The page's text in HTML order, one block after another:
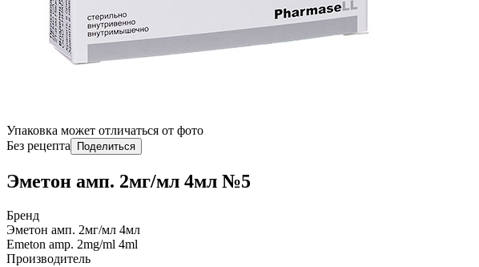
Упаковка может отличаться от фото
Без рецепта
Поделиться
Эметон амп. 2мг/мл 4мл №5
Бренд
Эметон амп. 2мг/мл 4мл
Emeton amp. 2mg/ml 4ml
Производитель